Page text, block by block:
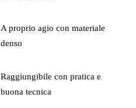
A proprio agio con materiale
denso
Raggiungibile con pratica e
buona tecnica